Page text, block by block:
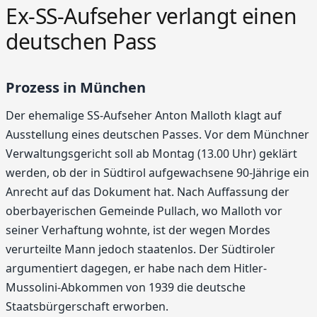
Ex-SS-Aufseher verlangt einen
deutschen Pass
Prozess in München
Der ehemalige SS-Aufseher Anton Malloth klagt auf
Ausstellung eines deutschen Passes. Vor dem Münchner
Verwaltungsgericht soll ab Montag (13.00 Uhr) geklärt
werden, ob der in Südtirol aufgewachsene 90-Jährige ein
Anrecht auf das Dokument hat. Nach Auffassung der
oberbayerischen Gemeinde Pullach, wo Malloth vor
seiner Verhaftung wohnte, ist der wegen Mordes
verurteilte Mann jedoch staatenlos. Der Südtiroler
argumentiert dagegen, er habe nach dem Hitler-
Mussolini-Abkommen von 1939 die deutsche
Staatsbürgerschaft erworben.